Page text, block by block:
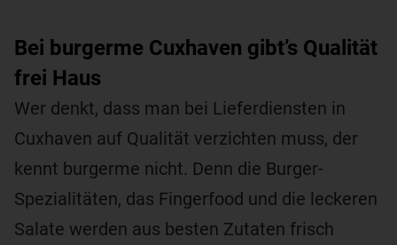
Bei burgerme Cuxhaven gibt’s Qualität
frei Haus
Wer denkt, dass man bei Lieferdiensten in
Cuxhaven auf Qualität verzichten muss, der
kennt burgerme nicht. Denn die Burger-
Spezialitäten, das Fingerfood und die leckeren
Salate werden aus besten Zutaten frisch